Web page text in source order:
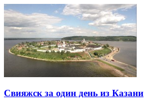
Свияжск за один день из Казани